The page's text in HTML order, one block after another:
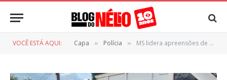
VOCÊ ESTÁ AQUI: Capa » Polícia » MS lidera apreensões de cocaína em rodovias federais, aponta balanço da PRF